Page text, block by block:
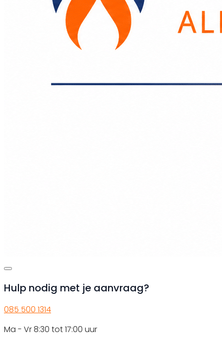
Hulp nodig met je aanvraag?
085 500 1314
Ma - Vr 8:30 tot 17:00 uur